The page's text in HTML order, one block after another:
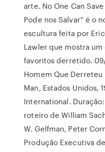
arte. No One Can
Pode nos Salvar” é o
escultura feita por
Lawler que mostra
favoritos derretido.
Homem Que
Man, Estados Unidos,
International.
roteiro de William
W. Gelfman, Peter
Produção Executiva